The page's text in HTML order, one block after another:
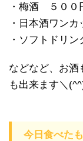
・梅酒 ５００
・日本酒ワン
・ソフトドリ
などなど、お酒
も出来ます＼
今日食べた